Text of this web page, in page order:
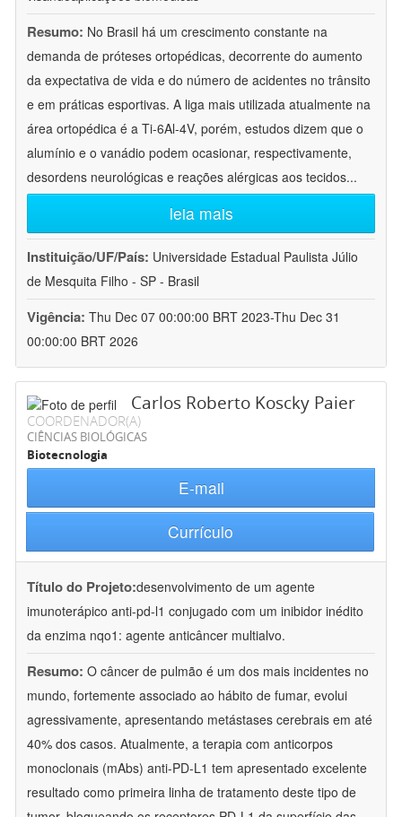
Resumo: No Brasil há um crescimento constante na
demanda de próteses ortopédicas, decorrente do aumento
da expectativa de vida e do número de acidentes no trânsito
e em práticas esportivas. A liga mais utilizada atualmente na
área ortopédica é a Ti-6Al-4V, porém, estudos dizem que o
alumínio e o vanádio podem ocasionar, respectivamente,
desordens neurológicas e reações alérgicas aos tecidos...
leia mais
Instituição/UF/País: Universidade Estadual Paulista Júlio
de Mesquita Filho - SP - Brasil
Vigência: Thu Dec 07 00:00:00 BRT 2023-Thu Dec 31
00:00:00 BRT 2026
Carlos Roberto Koscky Paier
COORDENADOR(A)
CIÊNCIAS BIOLÓGICAS
Biotecnologia
E-mail
Currículo
Título do Projeto:desenvolvimento de um agente
imunoterápico anti-pd-l1 conjugado com um inibidor inédito
da enzima nqo1: agente anticâncer multialvo.
Resumo: O câncer de pulmão é um dos mais incidentes no
mundo, fortemente associado ao hábito de fumar, evolui
agressivamente, apresentando metástases cerebrais em até
40% dos casos. Atualmente, a terapia com anticorpos
monoclonais (mAbs) anti-PD-L1 tem apresentado excelente
resultado como primeira linha de tratamento deste tipo de